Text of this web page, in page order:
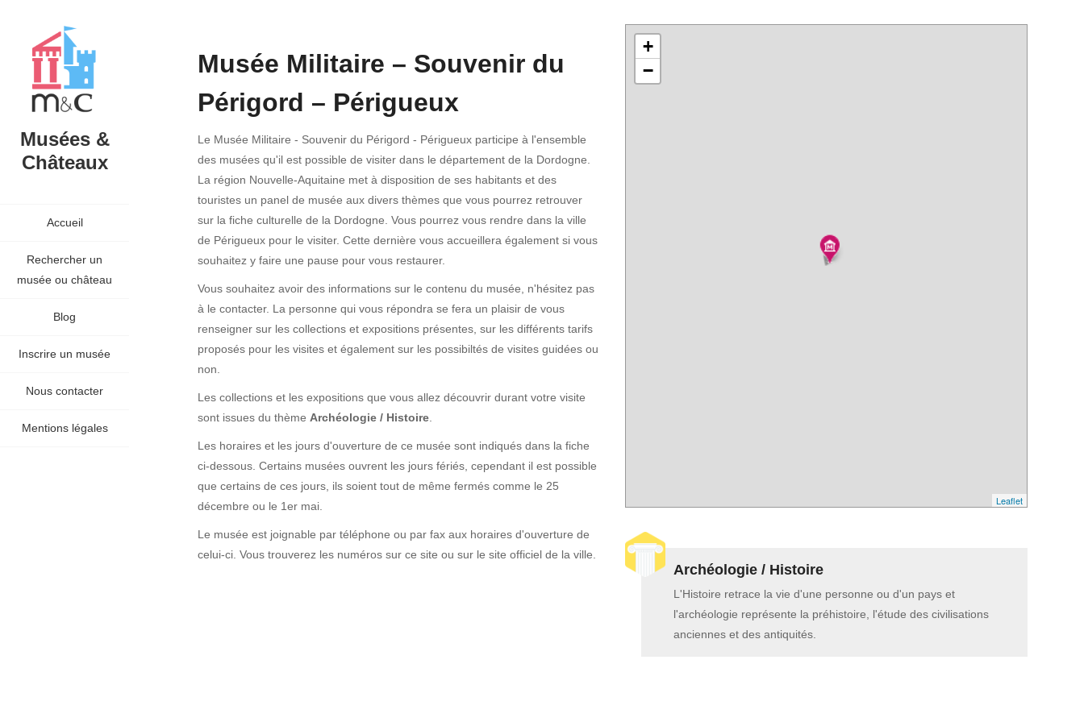
Musées &
Châteaux
Accueil
Rechercher un
musée ou château
Blog
Inscrire un musée
Nous contacter
Mentions légales
Musée Militaire – Souvenir du
Périgord – Périgueux
Le Musée Militaire - Souvenir du Périgord - Périgueux participe à l'ensemble
des musées qu'il est possible de visiter dans le département de la Dordogne.
La région Nouvelle-Aquitaine met à disposition de ses habitants et des
touristes un panel de musée aux divers thèmes que vous pourrez retrouver
sur la fiche culturelle de la Dordogne. Vous pourrez vous rendre dans la ville
de Périgueux pour le visiter. Cette dernière vous accueillera également si vous
souhaitez y faire une pause pour vous restaurer.
Vous souhaitez avoir des informations sur le contenu du musée, n'hésitez pas
à le contacter. La personne qui vous répondra se fera un plaisir de vous
renseigner sur les collections et expositions présentes, sur les différents tarifs
proposés pour les visites et également sur les possibiltés de visites guidées ou
non.
Les collections et les expositions que vous allez découvrir durant votre visite
sont issues du thème Archéologie / Histoire
Les horaires et les jours d'ouverture de ce musée sont indiqués dans la fiche
ci-dessous. Certains musées ouvrent les jours fériés, cependant il est possible
que certains de ces jours, ils soient tout de même fermés comme le 25
décembre ou le 1er mai.
Le musée est joignable par téléphone ou par fax aux horaires d'ouverture de
celui-ci. Vous trouverez les numéros sur ce site ou sur le site officiel de la ville.
+
−
Leaflet
Archéologie / Histoire
L'Histoire retrace la vie d'une personne ou d'un pays et
l'archéologie représente la préhistoire, l'étude des civilisations
anciennes et des antiquités.